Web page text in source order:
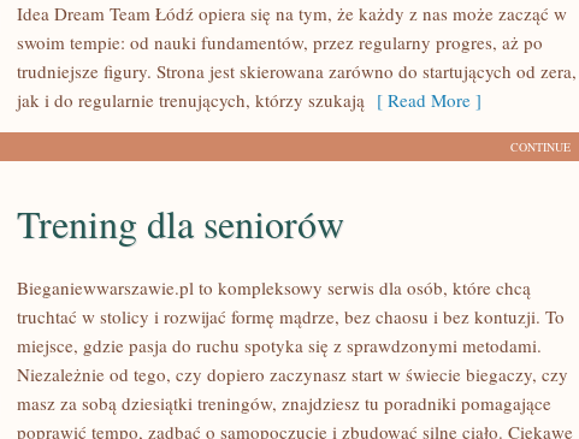
TANIEC
AMATORSKI
Idea Dream Team Łódź opiera się na tym, że każdy z nas może zacząć w
swoim tempie: od nauki fundamentów, przez regularny progres, aż po
trudniejsze figury. Strona jest skierowana zarówno do startujących od zera,
jak i do regularnie trenujących, którzy szukają [ Read More ]
CONTINUE
Trening dla seniorów
Bieganiewwarszawie.pl to kompleksowy serwis dla osób, które chcą
truchtać w stolicy i rozwijać formę mądrze, bez chaosu i bez kontuzji. To
miejsce, gdzie pasja do ruchu spotyka się z sprawdzonymi metodami.
Niezależnie od tego, czy dopiero zaczynasz start w świecie biegaczy, czy
masz za sobą dziesiątki treningów, znajdziesz tu poradniki pomagające
poprawić tempo, zadbać o samopoczucie i zbudować silne ciało. Ciekawe